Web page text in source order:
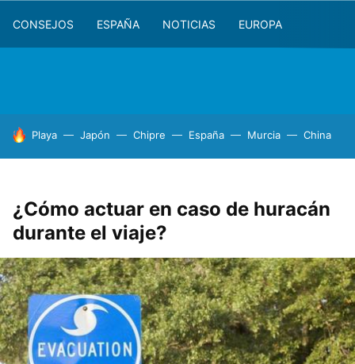
CONSEJOS ESPAÑA NOTICIAS EUROPA
HOY SE HABLA DE
Playa Japón Chipre España Murcia China
¿Cómo actuar en caso de huracán
durante el viaje?